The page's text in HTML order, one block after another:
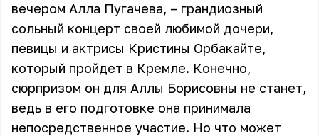
вечером Алла Пугачева, – грандиозный
сольный концерт своей любимой дочери,
певицы и актрисы Кристины Орбакайте,
который пройдет в Кремле. Конечно,
сюрпризом он для Аллы Борисовны не станет,
ведь в его подготовке она принимала
непосредственное участие. Но что может